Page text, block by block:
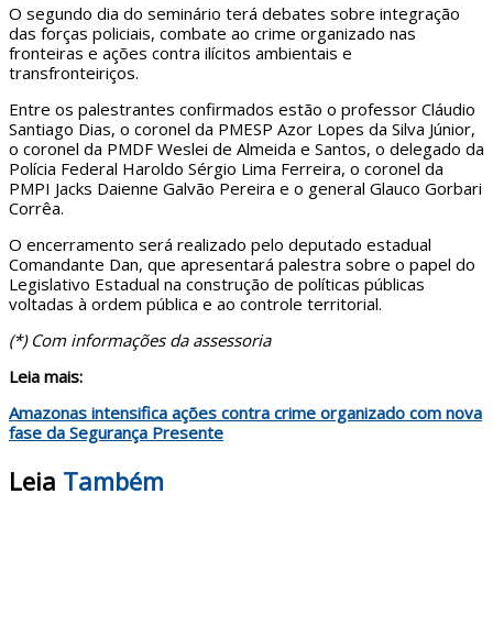
O segundo dia do seminário terá debates sobre integração
das forças policiais, combate ao crime organizado nas
fronteiras e ações contra ilícitos ambientais e
transfronteiriços.
Entre os palestrantes confirmados estão o professor Cláudio
Santiago Dias, o coronel da PMESP Azor Lopes da Silva Júnior,
o coronel da PMDF Weslei de Almeida e Santos, o delegado da
Polícia Federal Haroldo Sérgio Lima Ferreira, o coronel da
PMPI Jacks Daienne Galvão Pereira e o general Glauco Gorbari
Corrêa.
O encerramento será realizado pelo deputado estadual
Comandante Dan, que apresentará palestra sobre o papel do
Legislativo Estadual na construção de políticas públicas
voltadas à ordem pública e ao controle territorial.
(*) Com informações da assessoria
Leia mais:
Amazonas intensifica ações contra crime organizado com nova
fase da Segurança Presente
Leia Também